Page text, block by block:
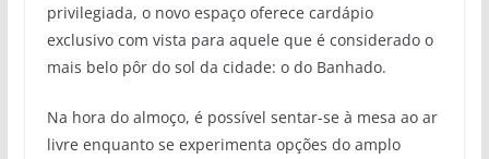
privilegiada, o novo espaço oferece cardápio
exclusivo com vista para aquele que é considerado o
mais belo pôr do sol da cidade: o do Banhado.
Na hora do almoço, é possível sentar-se à mesa ao ar
livre enquanto se experimenta opções do amplo